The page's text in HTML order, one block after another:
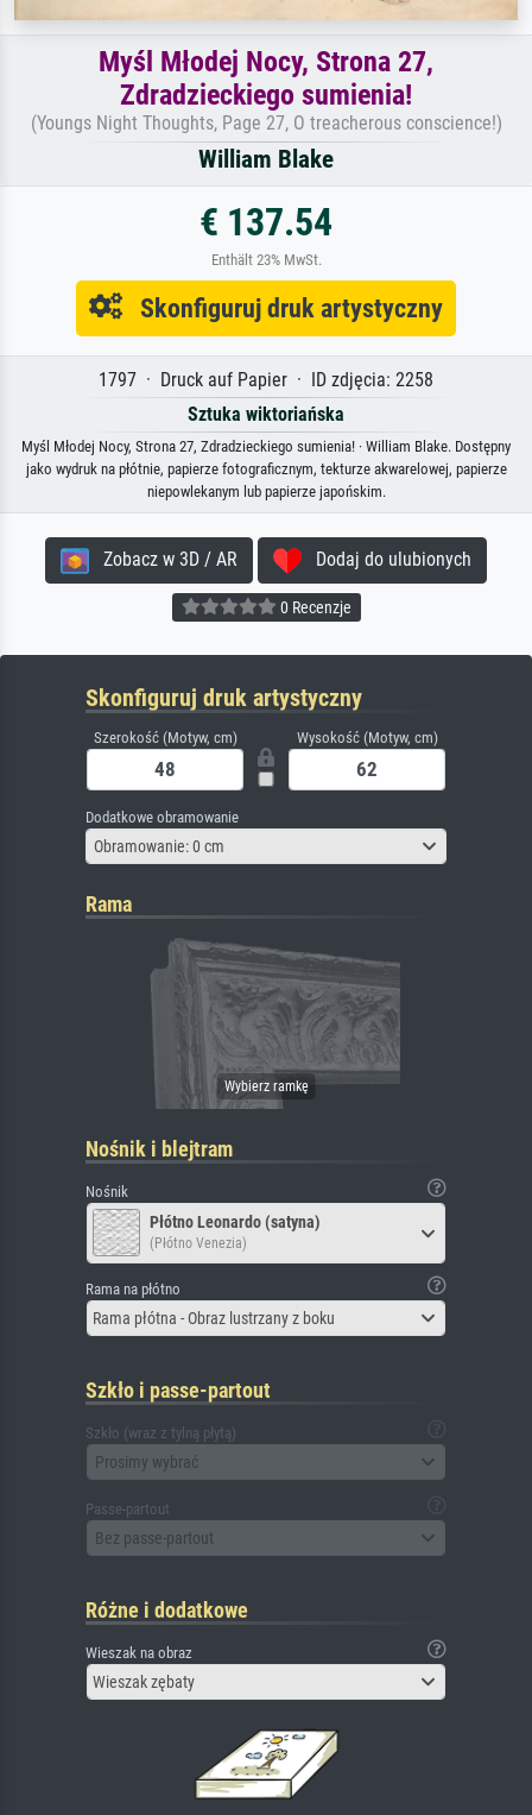
Myśl Młodej Nocy, Strona 27,
Zdradzieckiego sumienia!
(Youngs Night Thoughts, Page 27, O treacherous conscience!)
William Blake
€ 137.54
Enthält 23% MwSt.
Skonfiguruj druk artystyczny
1797 · Druck auf Papier · ID zdjęcia: 2258
Sztuka wiktoriańska
Myśl Młodej Nocy, Strona 27, Zdradzieckiego sumienia! · William Blake. Dostępny
jako wydruk na płótnie, papierze fotograficznym, tekturze akwarelowej, papierze
niepowlekanym lub papierze japońskim.
Zobacz w 3D / AR Dodaj do ulubionych
0 Recenzje
Skonfiguruj druk artystyczny
Szerokość (Motyw, cm) Wysokość (Motyw, cm)
Dodatkowe obramowanie
Obramowanie: 0 cm
Rama
Nośnik i blejtram
Nośnik
Płótno Leonardo (satyna)
(Płótno Venezia)
Rama na płótno
Rama płótna - Obraz lustrzany z boku
Szkło i passe-partout
Szkło (wraz z tylną płytą)
Prosimy wybrać
Passe-partout
Bez passe-partout
Różne i dodatkowe
Wieszak na obraz
Wieszak zębaty